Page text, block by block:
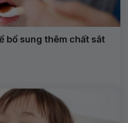
bổ sung thêm chất sắt